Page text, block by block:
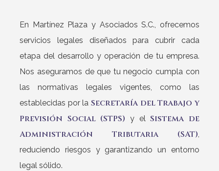
En Martínez Plaza y Asociados S.C., ofrecemos
servicios legales diseñados para cubrir cada
etapa del desarrollo y operación de tu empresa.
Nos aseguramos de que tu negocio cumpla con
las normativas legales vigentes, como las
establecidas por la Secretaría del Trabajo y
Previsión Social (STPS) y elSistema de
Administración Tributaria (SAT),
reduciendo riesgos y garantizando un entorno
legal sólido.